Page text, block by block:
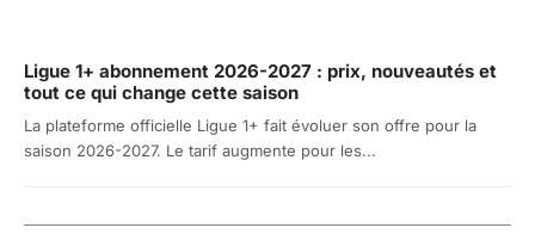
Ligue 1+ abonnement 2026-2027 : prix, nouveautés et
tout ce qui change cette saison
La plateforme officielle Ligue 1+ fait évoluer son offre pour la
saison 2026-2027. Le tarif augmente pour les...